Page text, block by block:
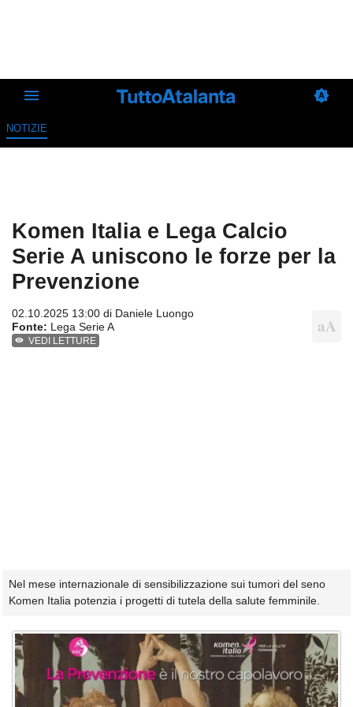
NOTIZIE
Komen Italia e Lega Calcio
Serie A uniscono le forze per la
Prevenzione
02.10.2025 13:00 di Daniele Luongo
Fonte: Lega Serie A
VEDI LETTURE
Nel mese internazionale di sensibilizzazione sui tumori del seno
Komen Italia potenzia i progetti di tutela della salute femminile.